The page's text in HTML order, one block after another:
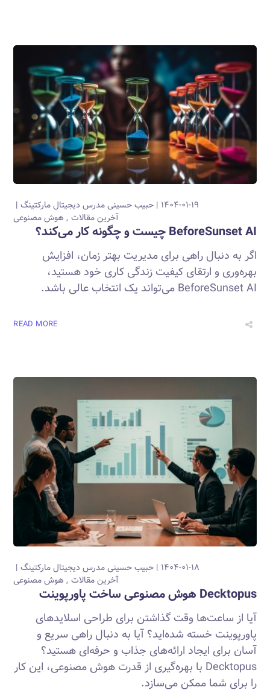
۱۴۰۴-۰۱-۱۹ حبیب حسینیمدرس دیجیتال مارکتینگ
آخرین مقالات
هوش مصنوعی
BeforeSunset AI چیست و چگونه کار می‌کند؟
اگر به دنبال راهی برای مدیریت بهتر زمان، افزایش
بهره‌وری و ارتقای کیفیت زندگی کاری خود هستید،
BeforeSunset AI می‌تواند یک انتخاب عالی باشد.
READ MORE
۱۴۰۴-۰۱-۱۸ حبیب حسینیمدرس دیجیتال مارکتینگ
آخرین مقالات
هوش مصنوعی
Decktopus هوش مصنوعی ساخت پاورپوینت
آیا از ساعت‌ها وقت گذاشتن برای طراحی اسلایدهای
پاورپوینت خسته شده‌اید؟ آیا به دنبال راهی سریع و
آسان برای ایجاد ارائه‌های جذاب و حرفه‌ای هستید؟
Decktopus با بهره‌گیری از قدرت هوش مصنوعی، این کار
را برای شما ممکن می‌سازد.